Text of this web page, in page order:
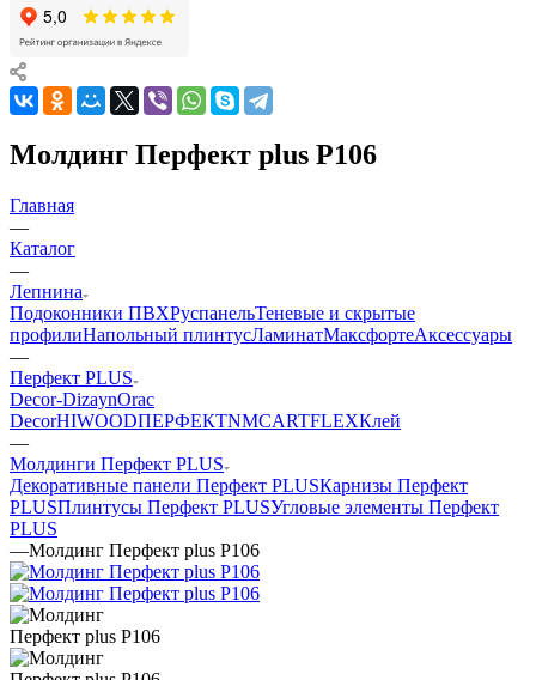
Молдинг Перфект plus P106
Главная
—
Каталог
—
Лепнина
Подоконники ПВХРуспанельТеневые и скрытые
профилиНапольный плинтусЛаминатМаксфортеАксессуары
—
Перфект PLUS
Decor-DizaynOrac
DecorHIWOODПЕРФЕКТNMCARTFLEXКлей
—
Молдинги Перфект PLUS
Декоративные панели Перфект PLUSКарнизы Перфект
PLUSПлинтусы Перфект PLUSУгловые элементы Перфект
PLUS
—Молдинг Перфект plus P106